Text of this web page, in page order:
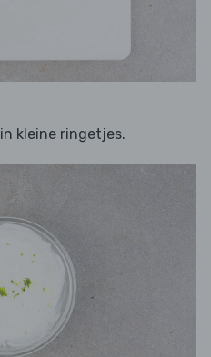
in kleine ringetjes.